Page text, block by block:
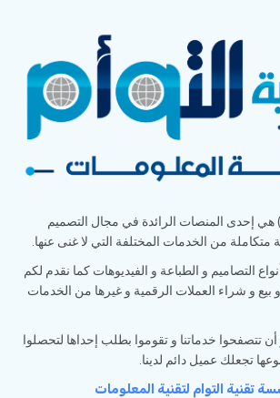
هي إحدى المنصات الرائدة في مجال التصميم
من الخدمات المختلفة التي لا غنى عنها.
التصاميم و الطباعة و الفيديوهات كما نقدم لكم
و شراء العملات الرقمية و غيرها من الخدمات
تتصفحوا خدماتنا و تقوموا بطلب إحداها لتحصلوا
تجعلك عميل دائم لدينا.
تقنية التوام لتقنية المعلومات